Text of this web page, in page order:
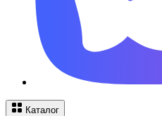
Каталог